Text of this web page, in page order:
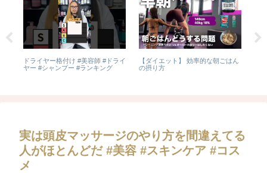
ドライヤー格付け #美容師 #ドライ
ヤー #シャンプー #ランキング
【ダイエット】 効率的な朝ごはん
の摂り方
実は頭皮マッサージのやり方を間違えてる
人がほとんどだ #美容 #スキンケア #コス
メ